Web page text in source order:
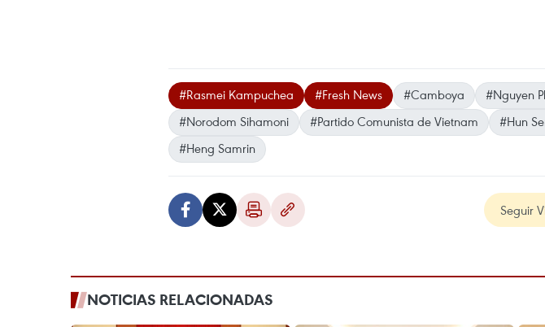
#Rasmei Kampuchea #Fresh News #Camboya
#Nguyen
#Norodom Sihamoni
#Partido Comunista de Vietnam #Hun
#Heng Samrin
Seguir
NOTICIAS RELACIONADAS